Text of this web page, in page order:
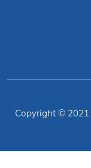
Copyright © 2021